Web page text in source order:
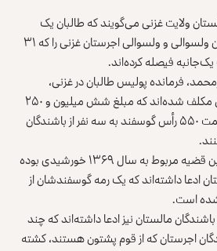
ولایت غزنی می‌گویند که طالبان یک
دعوای حقوقی میان مردم این ولسوالی و ولسوالی اجرستان غزنی را که ۳۱
فیصله کرده‌اند.
فرمانده پولیس طالبان در غزنی،
باشندگان ولسوالی مالستان مکلف شده‌اند که مبلغ شش میلیون و ۲۵۰
هزار کلدار پاکستانی بابت قیمت ۵۵۰ رأس گوسفند به سه نفر از باشندگان
منابع مردمی می‌گویند که این قضیه مربوط به سال ۱۳۶۹ خورشیدی بوده
ادعا داشته‌اند که یک رمه گوسفندشان از
است.
مالستان نیز ادعا داشته‌اند که چند
اجرستان که از قوم پشتون هستند، کشته